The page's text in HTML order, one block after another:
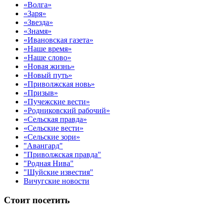
«Волга»
«Заря»
«Звезда»
«Знамя»
«Ивановская газета»
«Наше время»
«Наше слово»
«Новая жизнь»
«Новый путь»
«Приволжская новь»
«Призыв»
«Пучежские вести»
«Родниковский рабочий»
«Сельская правда»
«Сельские вести»
«Сельские зори»
"Авангард"
"Приволжская правда"
"Родная Нива"
"Шуйские известия"
Вичугские новости
Стоит посетить